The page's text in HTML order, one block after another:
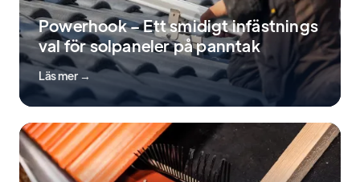
Powerhook – Ett smidigt infästnings
val för solpaneler på panntak
Läs mer →